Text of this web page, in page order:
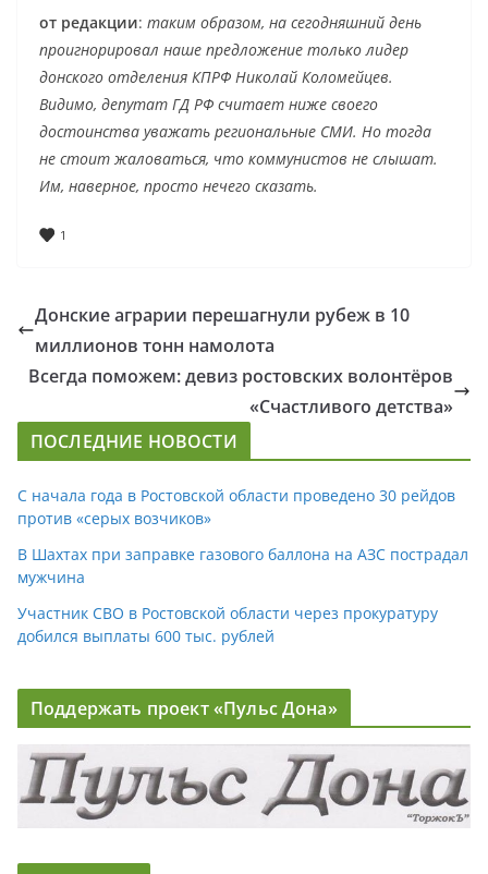
от редакции: таким образом, на сегодняшний день
проигнорировал наше предложение только лидер
донского отделения КПРФ Николай Коломейцев.
Видимо, депутат ГД РФ считает ниже своего
достоинства уважать региональные СМИ. Но тогда
не стоит жаловаться, что коммунистов не слышат.
Им, наверное, просто нечего сказать.
1
Донские аграрии перешагнули рубеж в 10
миллионов тонн намолота
Всегда поможем: девиз ростовских волонтёров
«Счастливого детства»
ПОСЛЕДНИЕ НОВОСТИ
С начала года в Ростовской области проведено 30 рейдов
против «серых возчиков»
В Шахтах при заправке газового баллона на АЗС пострадал
мужчина
Участник СВО в Ростовской области через прокуратуру
добился выплаты 600 тыс. рублей
Поддержать проект «Пульс Дона»